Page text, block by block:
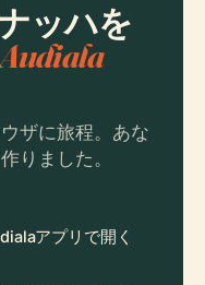
ッハを
ザに旅程。あな
りました。
アプリで開く